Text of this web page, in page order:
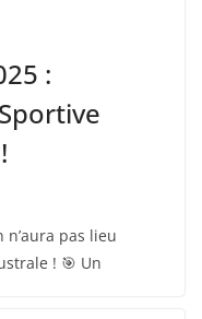
:
pas lieu
! 🎯 Un